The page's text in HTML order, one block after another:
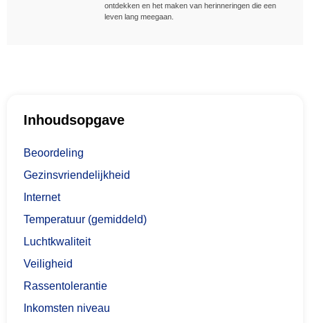
ontdekken en het maken van herinneringen die een
leven lang meegaan.
Inhoudsopgave
Beoordeling
Gezinsvriendelijkheid
Internet
Temperatuur (gemiddeld)
Luchtkwaliteit
Veiligheid
Rassentolerantie
Inkomsten niveau